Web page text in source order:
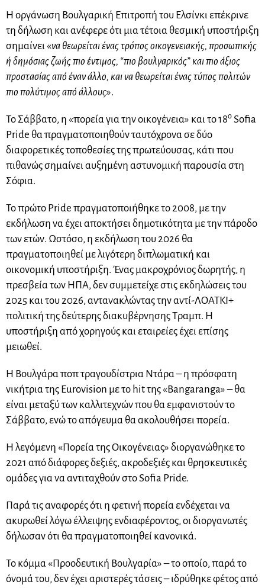
Η οργάνωση Βουλγαρική Επιτροπή του Ελσίνκι επέκρινε
τη δήλωση και ανέφερε ότι μια τέτοια θεσμική υποστήριξη
σημαίνει «να θεωρείται ένας τρόπος οικογενειακής, προσωπικής
ή δημόσιας ζωής πιο έντιμος, “πιο βουλγαρικός” και πιο άξιος
προστασίας από έναν άλλο, και να θεωρείται ένας τύπος πολιτών
πιο πολύτιμος από άλλους».
Το Σάββατο, η «πορεία για την οικογένεια» και το 18ο Sofia
Pride θα πραγματοποιηθούν ταυτόχρονα σε δύο
διαφορετικές τοποθεσίες της πρωτεύουσας, κάτι που
πιθανώς σημαίνει αυξημένη αστυνομική παρουσία στη
Σόφια.
Το πρώτο Pride πραγματοποιήθηκε το 2008, με την
εκδήλωση να έχει αποκτήσει δημοτικότητα με την πάροδο
των ετών. Ωστόσο, η εκδήλωση του 2026 θα
πραγματοποιηθεί με λιγότερη διπλωματική και
οικονομική υποστήριξη. Ένας μακροχρόνιος δωρητής, η
πρεσβεία των ΗΠΑ, δεν συμμετείχε στις εκδηλώσεις του
2025 και του 2026, αντανακλώντας την αντί-ΛΟΑΤΚΙ+
πολιτική της δεύτερης διακυβέρνησης Τραμπ. Η
υποστήριξη από χορηγούς και εταιρείες έχει επίσης
μειωθεί.
Η Βουλγάρα ποπ τραγουδίστρια Ντάρα – η πρόσφατη
νικήτρια της Eurovision με το hit της «Bangaranga» – θα
είναι μεταξύ των καλλιτεχνών που θα εμφανιστούν το
Σάββατο, ενώ το απόγευμα θα ακολουθήσει πορεία.
Η λεγόμενη «Πορεία της Οικογένειας» διοργανώθηκε το
2021 από διάφορες δεξιές, ακροδεξιές και θρησκευτικές
ομάδες για να αντιταχθούν στο Sofia Pride.
Παρά τις αναφορές ότι η φετινή πορεία ενδέχεται να
ακυρωθεί λόγω έλλειψης ενδιαφέροντος, οι διοργανωτές
δήλωσαν ότι θα πραγματοποιηθεί κανονικά.
Το κόμμα «Προοδευτική Βουλγαρία» – το οποίο, παρά το
όνομά του, δεν έχει αριστερές τάσεις – ιδρύθηκε φέτος από